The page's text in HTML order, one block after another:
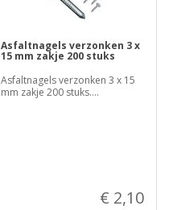
Asfaltnagels verzonken 3 x
15 mm zakje 200 stuks
Asfaltnagels verzonken 3 x 15
mm zakje 200 stuks....
€ 2,10